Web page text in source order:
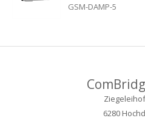
GSM-DAMP-5
6280